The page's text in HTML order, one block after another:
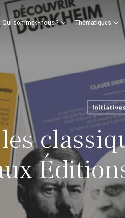
Qui sommes-nous ? Thématiques
Initiatives